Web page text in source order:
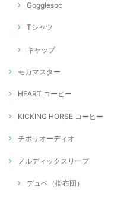
Gogglesoc
Tシャツ
キャップ
モカマスター
HEART コーヒー
KICKING HORSE コーヒー
チボリオーディオ
ノルディックスリープ
デュベ（掛布団）